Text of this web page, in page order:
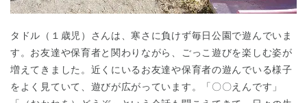
兵庫県 兵庫県 全域
タドル（１歳児）さんは、寒さに負けず毎日公園で遊んでいま
す。お友達や保育者と関わりながら、ごっこ遊びを楽しむ姿が
増えてきました。近くにいるお友達や保育者の遊んでいる様子
をよく見ていて、遊びが広がっています。「〇〇えんです」